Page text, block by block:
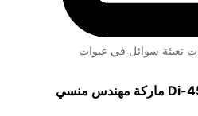
تعبئة سوائل في عبوات
ماركة مهندس منسي